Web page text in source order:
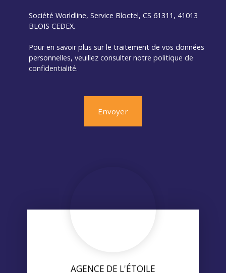
Société Worldline, Service Bloctel, CS 61311, 41013
BLOIS CEDEX.
Pour en savoir plus sur le traitement de vos données
personnelles, veuillez consulter notre politique de
confidentialité.
Envoyer
AGENCE DE L'ÉTOILE